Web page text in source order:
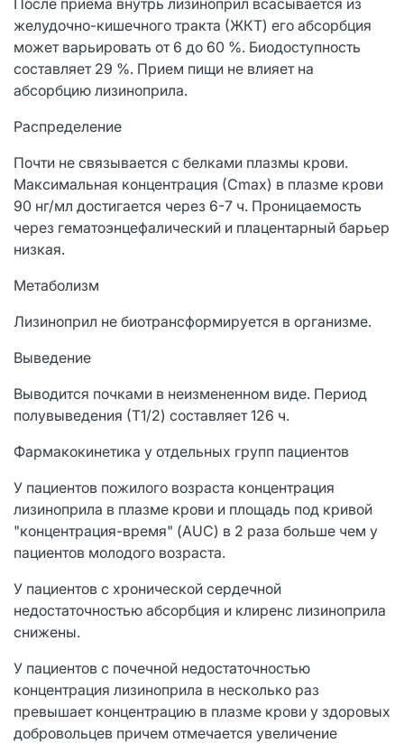
желудочно-кишечного тракта (ЖКТ) его абсорбция
может варьировать от 6 до 60 %. Биодоступность
составляет 29 %. Прием пищи не влияет на
абсорбцию лизиноприла.
Распределение
Почти не связывается с белками плазмы крови.
Максимальная концентрация (Сmах) в плазме крови
90 нг/мл достигается через 6-7 ч. Проницаемость
через гематоэнцефалический и плацентарный барьер
низкая.
Метаболизм
Лизиноприл не биотрансформируется в организме.
Выведение
Выводится почками в неизмененном виде. Период
полувыведения (Т1/2) составляет 126 ч.
Фармакокинетика у отдельных групп пациентов
У пациентов пожилого возраста концентрация
лизиноприла в плазме крови и площадь под кривой
"концентрация-время" (AUC) в 2 раза больше чем у
пациентов молодого возраста.
У пациентов с хронической сердечной
недостаточностью абсорбция и клиренс лизиноприла
снижены.
У пациентов с почечной недостаточностью
концентрация лизиноприла в несколько раз
превышает концентрацию в плазме крови у здоровых
добровольцев причем отмечается увеличение